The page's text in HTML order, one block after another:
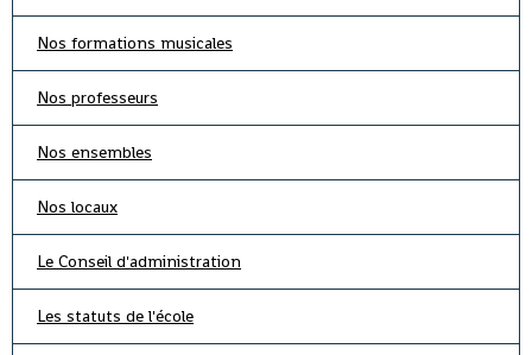
Nos formations musicales
Nos professeurs
Nos ensembles
Nos locaux
Le Conseil d'administration
Les statuts de l'école